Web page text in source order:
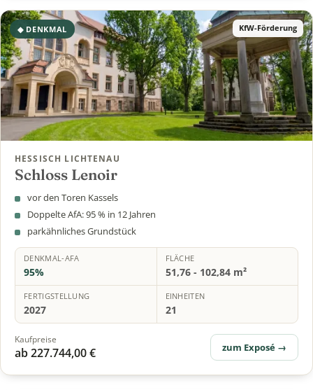
◆ DENKMAL KfW-Förderung
HESSISCH LICHTENAU
Schloss Lenoir
vor den Toren Kassels
Doppelte AfA: 95 % in 12 Jahren
parkähnliches Grundstück
DENKMAL-AFA
95%
FLÄCHE
51,76 - 102,84 m²
FERTIGSTELLUNG
2027
EINHEITEN
21
Kaufpreise
ab 227.744,00 € zum Exposé →